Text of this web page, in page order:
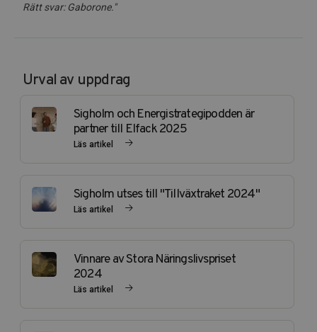
Rätt svar: Gaborone."
Urval av uppdrag
Sigholm och Energistrategipodden är
partner till Elfack 2025
Läs artikel
Sigholm utses till "Tillväxtraket 2024"
Läs artikel
Vinnare av Stora Näringslivspriset
2024
Läs artikel